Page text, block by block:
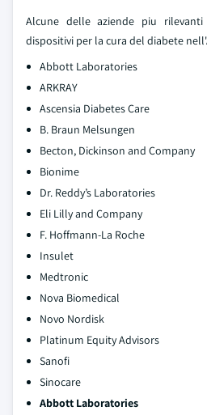
Alcune delle aziende piu
dispositivi per la cura del diabete
Abbott Laboratories
ARKRAY
Ascensia Diabetes Care
B. Braun Melsungen
Becton, Dickinson and Company
Bionime
Dr. Reddy’s Laboratories
Eli Lilly and Company
F. Hoffmann-La Roche
Insulet
Medtronic
Nova Biomedical
Novo Nordisk
Platinum Equity Advisors
Sanofi
Sinocare
Abbott Laboratories